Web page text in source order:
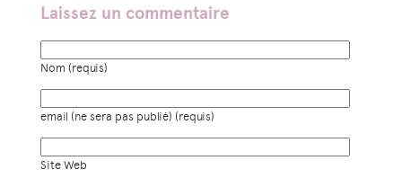
Laissez un commentaire
Nom (requis)
email (ne sera pas publié) (requis)
Site Web